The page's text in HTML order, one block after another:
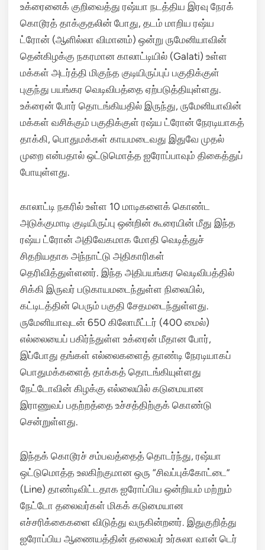
உக்ரைனைக் குறிவைத்து ரஷ்யா நடத்திய இரவு நேரக்
கொடூரத் தாக்குதலின் போது, தடம் மாறிய ரஷ்ய
ட்ரோன் (ஆளில்லா விமானம்) ஒன்று ருமேனியாவின்
தென்கிழக்கு நகரமான காலாட்டியில் (Galati) உள்ள
மக்கள் அடர்த்தி மிகுந்த குடியிருப்புப் பகுதிக்குள்
புகுந்து பயங்கர வெடிவிபத்தை ஏற்படுத்தியுள்ளது.
உக்ரைன் போர் தொடங்கியதில் இருந்து, ருமேனியாவின்
மக்கள் வசிக்கும் பகுதிக்குள் ரஷ்ய ட்ரோன் நேரடியாகத்
தாக்கி, பொதுமக்கள் காயமடைவது இதுவே முதல்
முறை என்பதால் ஒட்டுமொத்த ஐரோப்பாவும் திகைத்துப்
போயுள்ளது.
காலாட்டி நகரில் உள்ள 10 மாடிகளைக் கொண்ட
அடுக்குமாடி குடியிருப்பு ஒன்றின் கூரையின் மீது இந்த
ரஷ்ய ட்ரோன் அதிவேகமாக மோதி வெடித்துச்
சிதறியதாக அந்நாட்டு அதிகாரிகள்
தெரிவித்துள்ளனர். இந்த அதிபயங்கர வெடிவிபத்தில்
சிக்கி இருவர் படுகாயமடைந்துள்ள நிலையில்,
கட்டிடத்தின் பெரும் பகுதி சேதமடைந்துள்ளது.
ருமேனியாவுடன் 650 கிலோமீட்டர் (400 மைல்)
எல்லையைப் பகிர்ந்துள்ள உக்ரைன் மீதான போர்,
இப்போது தங்கள் எல்லைகளைத் தாண்டி நேரடியாகப்
பொதுமக்களைத் தாக்கத் தொடங்கியுள்ளது
நேட்டோவின் கிழக்கு எல்லையில் கடுமையான
இராணுவப் பதற்றத்தை உச்சத்திற்குக் கொண்டு
சென்றுள்ளது.
இந்தக் கொடூரச் சம்பவத்தைத் தொடர்ந்து, ரஷ்யா
ஒட்டுமொத்த உலகிற்குமான ஒரு “சிவப்புக்கோட்டை”
(Line) தாண்டிவிட்டதாக ஐரோப்பிய ஒன்றியம் மற்றும்
நேட்டோ தலைவர்கள் மிகக் கடுமையான
எச்சரிக்கைகளை விடுத்து வருகின்றனர். இதுகுறித்து
ஐரோப்பிய ஆணையத்தின் தலைவர் உர்சுலா வான் டெர்